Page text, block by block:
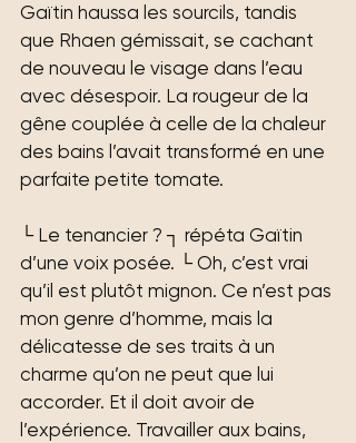
Gaïtin haussa les sourcils, tandis
que Rhaen gémissait, se cachant
de nouveau le visage dans l’eau
avec désespoir. La rougeur de la
gêne couplée à celle de la chaleur
des bains l’avait transformé en une
parfaite petite tomate.
└ Le tenancier ? ┐ répéta Gaïtin
d’une voix posée. └ Oh, c’est vrai
qu’il est plutôt mignon. Ce n’est pas
mon genre d’homme, mais la
délicatesse de ses traits à un
charme qu’on ne peut que lui
accorder. Et il doit avoir de
l’expérience. Travailler aux bains,